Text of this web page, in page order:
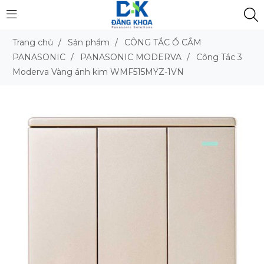
Trang chủ / Sản phẩm /
CÔNG TẮC Ổ CẮM
PANASONIC / PANASONIC MODERVA /
Công Tắc 3
Moderva Vàng ánh kim WMF515MYZ-1VN